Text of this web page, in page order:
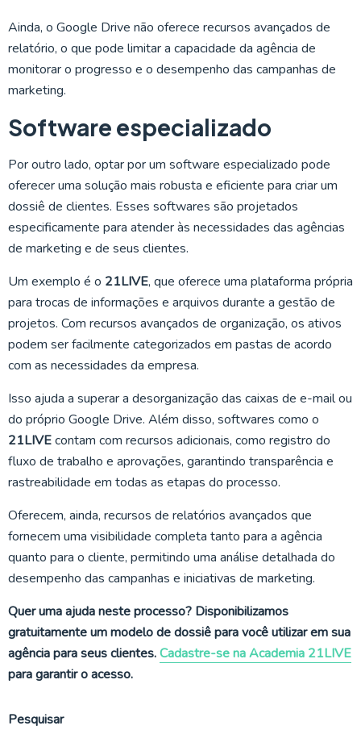
Ainda, o Google Drive não oferece recursos avançados de
relatório, o que pode limitar a capacidade da agência de
monitorar o progresso e o desempenho das campanhas de
marketing.
Software especializado
Por outro lado, optar por um software especializado pode
oferecer uma solução mais robusta e eficiente para criar um
dossiê de clientes. Esses softwares são projetados
especificamente para atender às necessidades das agências
de marketing e de seus clientes.
Um exemplo é o 21LIVE, que oferece uma plataforma própria
para trocas de informações e arquivos durante a gestão de
projetos. Com recursos avançados de organização, os ativos
podem ser facilmente categorizados em pastas de acordo
com as necessidades da empresa.
Isso ajuda a superar a desorganização das caixas de e-mail ou
do próprio Google Drive. Além disso, softwares como o
21LIVEcontam com recursos adicionais, como registro do
fluxo de trabalho e aprovações, garantindo transparência e
rastreabilidade em todas as etapas do processo.
Oferecem, ainda, recursos de relatórios avançados que
fornecem uma visibilidade completa tanto para a agência
quanto para o cliente, permitindo uma análise detalhada do
desempenho das campanhas e iniciativas de marketing.
Quer uma ajuda neste processo? Disponibilizamos
gratuitamente um modelo de dossiê para você utilizar em sua
agência para seus clientes.Cadastre-se na Academia 21LIVE
para garantir o acesso.
Pesquisar